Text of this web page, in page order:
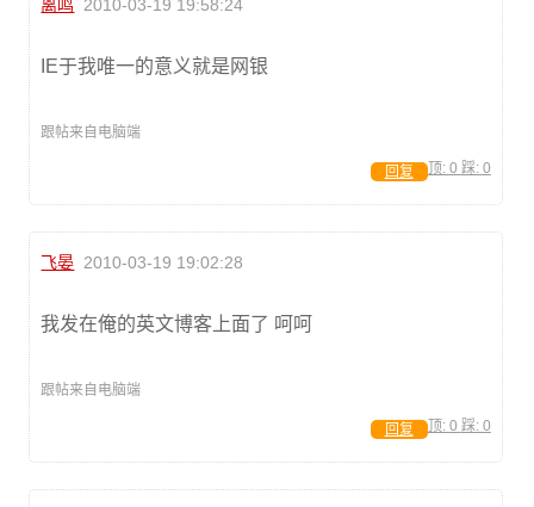
离鸣 2010-03-19 19:58:24
IE于我唯一的意义就是网银
跟帖来自电脑端
顶: 0 踩: 0
回复
飞晏 2010-03-19 19:02:28
我发在俺的英文博客上面了 呵呵
跟帖来自电脑端
顶: 0 踩: 0
回复